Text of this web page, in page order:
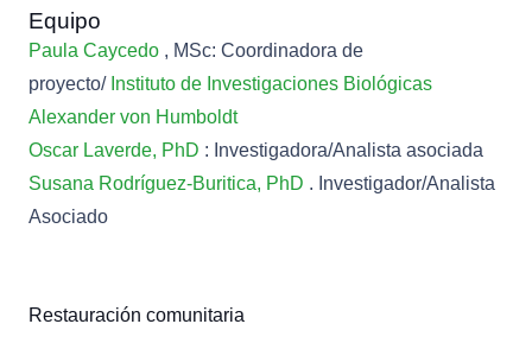
Equipo
Paula Caycedo , MSc: Coordinadora de
proyecto/ Instituto de Investigaciones Biológicas
Alexander von Humboldt
Oscar Laverde, PhD : Investigadora/Analista asociada
Susana Rodríguez-Buritica, PhD . Investigador/Analista
Asociado
Restauración comunitaria